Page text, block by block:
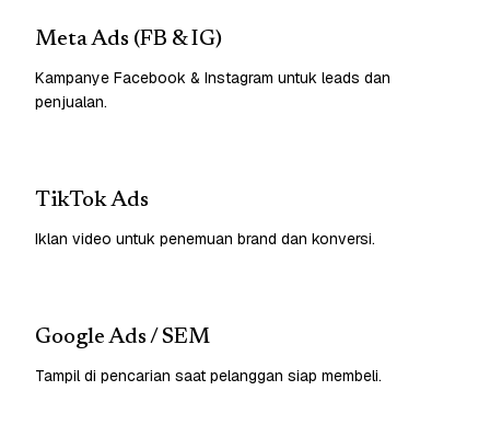
Meta Ads (FB & IG)
Kampanye Facebook & Instagram untuk leads dan
penjualan.
TikTok Ads
Iklan video untuk penemuan brand dan konversi.
Google Ads / SEM
Tampil di pencarian saat pelanggan siap membeli.